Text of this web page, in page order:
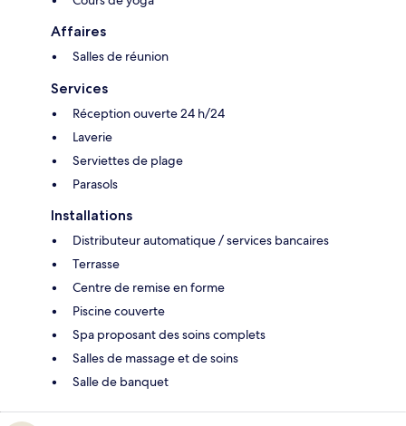
Affaires
Salles de réunion
Services
Réception ouverte 24 h/24
Laverie
Serviettes de plage
Parasols
Installations
Distributeur automatique / services bancaires
Terrasse
Centre de remise en forme
Piscine couverte
Spa proposant des soins complets
Salles de massage et de soins
Salle de banquet